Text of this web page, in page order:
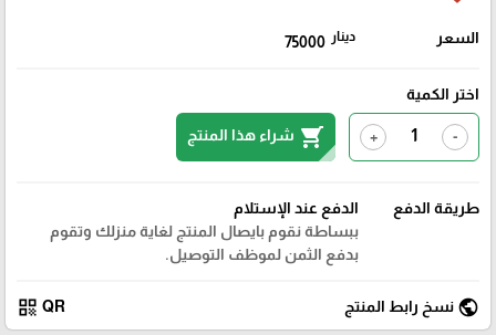
السعر 75000 دينار
اختر الكمية
-
+
shopping_cart شراء هذا المنتج
طريقة الدفع
الدفع عند الإستلام
ببساطة نقوم بايصال المنتج لغاية منزلك وتقوم
بدفع الثمن لموظف التوصيل.
public نسخ رابط المنتج QR
qr_code